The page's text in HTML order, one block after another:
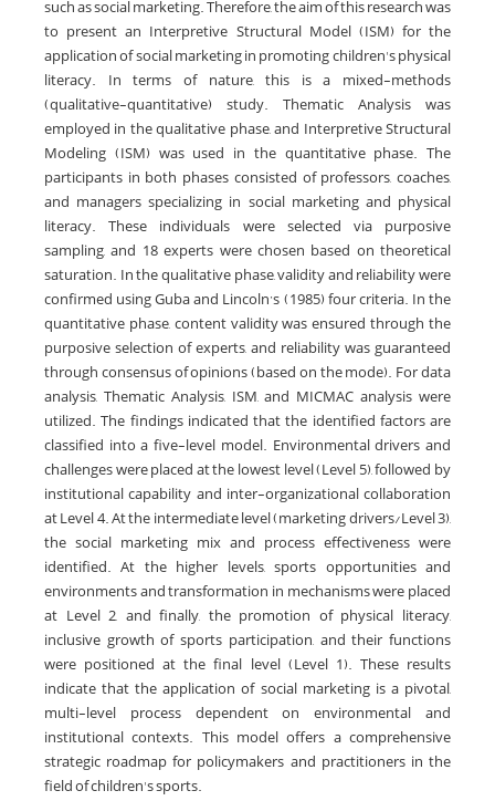
such as social marketing. Therefore, the aim of this research was
to present an Interpretive Structural Model (ISM) for the
application of social marketing in promoting children's physical
literacy. In terms of nature, this is a mixed-methods
(qualitative-quantitative) study. Thematic Analysis was
employed in the qualitative phase, and Interpretive Structural
Modeling (ISM) was used in the quantitative phase. The
participants in both phases consisted of professors, coaches,
and managers specializing in social marketing and physical
literacy. These individuals were selected via purposive
sampling, and 18 experts were chosen based on theoretical
saturation. In the qualitative phase, validity and reliability were
confirmed using Guba and Lincoln’s (1985) four criteria. In the
quantitative phase, content validity was ensured through the
purposive selection of experts, and reliability was guaranteed
through consensus of opinions (based on the mode). For data
analysis, Thematic Analysis, ISM, and MICMAC analysis were
utilized. The findings indicated that the identified factors are
classified into a five-level model. Environmental drivers and
challenges were placed at the lowest level (Level 5), followed by
institutional capability and inter-organizational collaboration
at Level 4. At the intermediate level (marketing drivers/Level 3),
the social marketing mix and process effectiveness were
identified. At the higher levels, sports opportunities and
environments and transformation in mechanisms were placed
at Level 2, and finally, the promotion of physical literacy,
inclusive growth of sports participation, and their functions
were positioned at the final level (Level 1). These results
indicate that the application of social marketing is a pivotal,
multi-level process dependent on environmental and
institutional contexts. This model offers a comprehensive
strategic roadmap for policymakers and practitioners in the
field of children's sports.